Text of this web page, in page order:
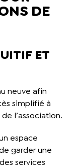
DE
ET
neuve afin
simplifié à
l’association.
espace
garder une
services